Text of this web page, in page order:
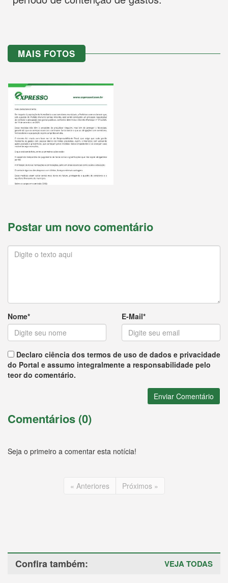
MAIS FOTOS
Postar um novo comentário
Nome* E-Mail*
Declaro ciência dos termos de uso de dados e privacidade
do Portal e assumo integralmente a responsabilidade pelo
teor do comentário.
Enviar Comentário
Comentários (0)
Seja o primeiro a comentar esta notícia!
« Anteriores Próximos »
Confira também: VEJA TODAS